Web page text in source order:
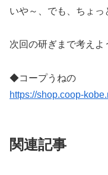
いや～、でも、ちょっ
次回の研ぎまで考えよ
◆コープうねの
https://shop.coop-
関連記事